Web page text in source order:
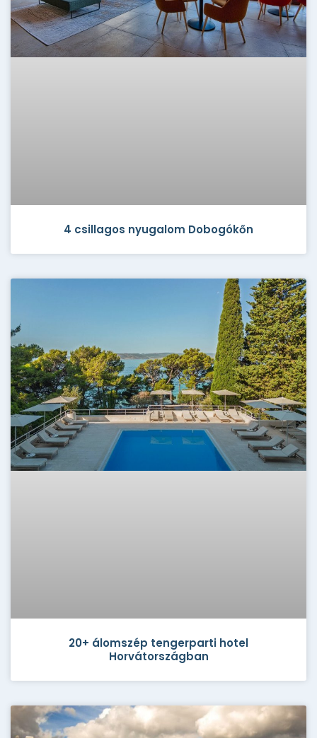
4 csillagos nyugalom Dobogókőn
20+ álomszép tengerparti hotel
Horvátországban